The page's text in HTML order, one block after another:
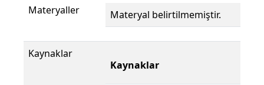
Materyaller Materyal belirtilmemiştir.
Kaynaklar
Kaynaklar